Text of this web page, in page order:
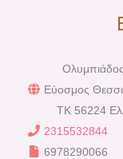
Εύοσμος
TK 56224
2315532844
6978290066